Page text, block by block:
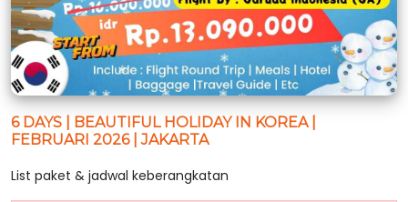
6 DAYS | BEAUTIFUL HOLIDAY IN KOREA |
FEBRUARI 2026 | JAKARTA
List paket & jadwal keberangkatan